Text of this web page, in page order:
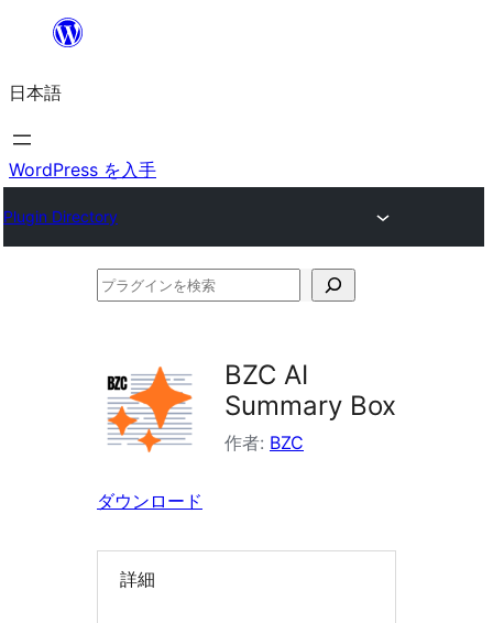
を
ス
キ
プ
日本語
WordPress を入手
Plugin Directory
プ
イ
ン
を
索
BZC AI
Summary Box
作者: BZC
ダウンロード
詳細